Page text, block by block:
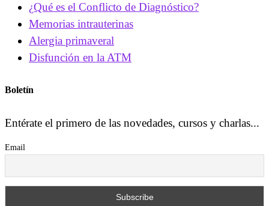
¿Qué es el Conflicto de Diagnóstico?
Memorias intrauterinas
Alergia primaveral
Disfunción en la ATM
Boletín
Entérate el primero de las novedades, cursos y charlas...
Email